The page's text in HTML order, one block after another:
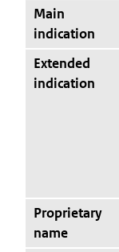
Main
indication
Extended
indication
Proprietary
name